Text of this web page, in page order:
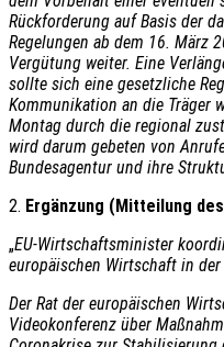
Rückforderung auf Basis der
Regelungen ab dem 16. März
Vergütung weiter. Eine
sollte sich eine gesetzliche
Kommunikation an die Träger
Montag durch die regional
wird darum gebeten von
Bundesagentur und ihre
2. Ergänzung (Mitteilung
„EU-Wirtschaftsminister
europäischen Wirtschaft in
Der Rat der europäischen
Videokonferenz über